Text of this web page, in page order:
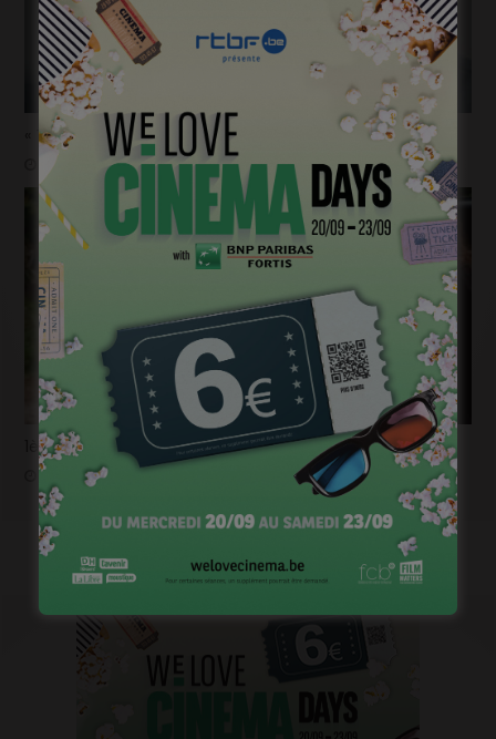
« Temps mort », permis de vivre
janvier 18, 2023
1ère image pour « Un silence » de Joachim Lafosse
janvier 12, 2023